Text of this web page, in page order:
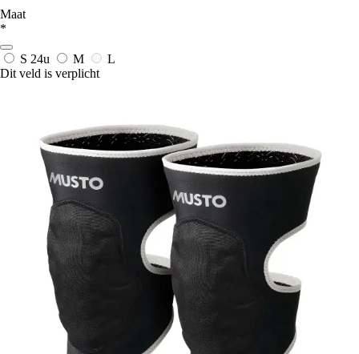
Maat
*
S 24u M
L
Dit veld is verplicht